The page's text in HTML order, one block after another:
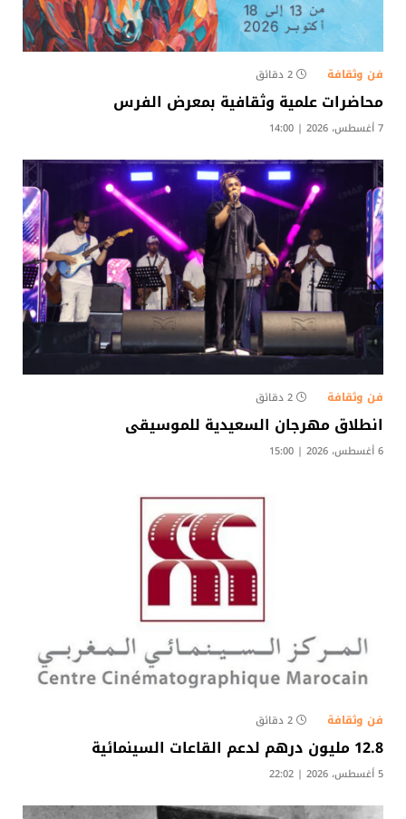
فن وثقافة 2 دقائق
محاضرات علمية وثقافية بمعرض الفرس
7 أغسطس، 2026 | 14:00
فن وثقافة 2 دقائق
انطلاق مهرجان السعيدية للموسيقى
6 أغسطس، 2026 | 15:00
فن وثقافة 2 دقائق
12.8 مليون درهم لدعم القاعات السينمائية
5 أغسطس، 2026 | 22:02